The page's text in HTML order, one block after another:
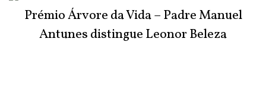
Prémio Árvore da Vida – Padre Manuel
Antunes distingue Leonor Beleza